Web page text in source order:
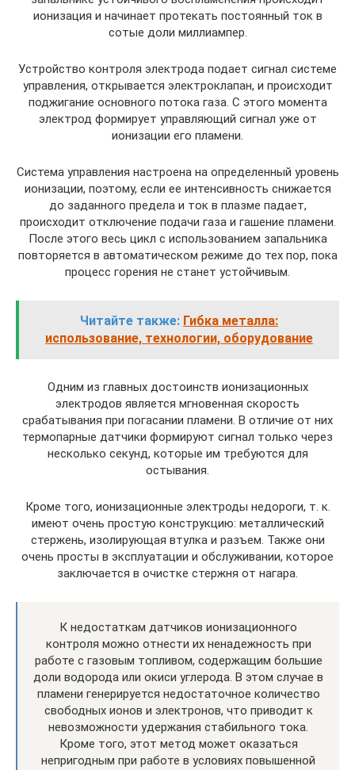
ионизация и начинает протекать постоянный ток в
сотые доли миллиампер.
Устройство контроля электрода подает сигнал системе
управления, открывается электроклапан, и происходит
поджигание основного потока газа. С этого момента
электрод формирует управляющий сигнал уже от
ионизации его пламени.
Система управления настроена на определенный уровень
ионизации, поэтому, если ее интенсивность снижается
до заданного предела и ток в плазме падает,
происходит отключение подачи газа и гашение пламени.
После этого весь цикл с использованием запальника
повторяется в автоматическом режиме до тех пор, пока
процесс горения не станет устойчивым.
Читайте также: Гибка металла:
использование, технологии, оборудование
Одним из главных достоинств ионизационных
электродов является мгновенная скорость
срабатывания при погасании пламени. В отличие от них
термопарные датчики формируют сигнал только через
несколько секунд, которые им требуются для
остывания.
Кроме того, ионизационные электроды недороги, т. к.
имеют очень простую конструкцию: металлический
стержень, изолирующая втулка и разъем. Также они
очень просты в эксплуатации и обслуживании, которое
заключается в очистке стержня от нагара.
К недостаткам датчиков ионизационного
контроля можно отнести их ненадежность при
работе с газовым топливом, содержащим большие
доли водорода или окиси углерода. В этом случае в
пламени генерируется недостаточное количество
свободных ионов и электронов, что приводит к
невозможности удержания стабильного тока.
Кроме того, этот метод может оказаться
непригодным при работе в условиях повышенной